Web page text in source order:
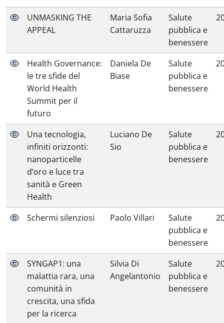
UNMASKING THE
APPEAL
Maria Sofia
Cattaruzza
Salute
pubblica e
benessere
Health Governance:
le tre sfide del
World Health
Summit per il
futuro
Daniela De
Biase
Salute
pubblica e
benessere
Una tecnologia,
infiniti orizzonti:
nanoparticelle
d’oro e luce tra
sanità e Green
Health
Luciano De
Sio
Salute
pubblica e
benessere
Schermi silenziosi Paolo Villari
Salute
pubblica e
benessere
SYNGAP1: una
malattia rara, una
comunità in
crescita, una sfida
per la ricerca
Silvia Di
Angelantonio
Salute
pubblica e
benessere